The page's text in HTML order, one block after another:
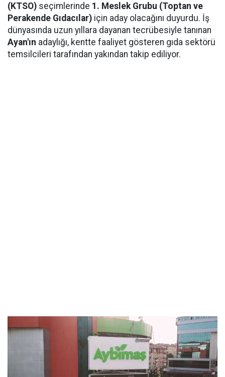
(KTSO) seçimlerinde 1. Meslek Grubu (Toptan ve
Perakende Gıdacılar) için aday olacağını duyurdu. İş
dünyasında uzun yıllara dayanan tecrübesiyle tanınan
Ayan'ın adaylığı, kentte faaliyet gösteren gıda sektörü
temsilcileri tarafından yakından takip ediliyor.